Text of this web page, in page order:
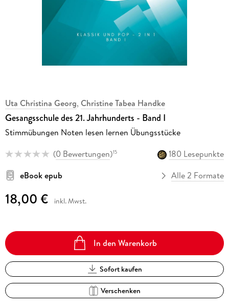
Uta Christina Georg, Christine Tabea Handke
Gesangsschule des 21. Jahrhunderts - Band I
Stimmübungen Noten lesen lernen Übungsstücke
(0 Bewertungen)15
180 Lesepunkte
eBook epub
Alle 2 Formate
18,00 € inkl. Mwst.
In den Warenkorb
Sofort kaufen
Verschenken